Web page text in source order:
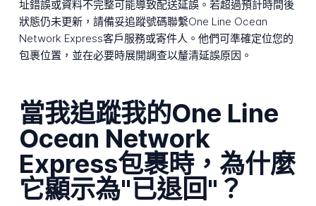
址錯誤或資料不完整可能導致配送延誤。若超過預計時間後
狀態仍未更新，請備妥追蹤號碼聯繫One Line Ocean
Network Express客戶服務或寄件人。他們可準確定位您的
包裹位置，並在必要時展開調查以釐清延誤原因。
當我追蹤我的One Line
Ocean Network
Express包裹時，為什麼
它顯示為"已退回"？